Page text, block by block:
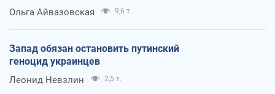
Ольга Айвазовская 9,6 т.
Запад обязан остановить путинский
геноцид украинцев
Леонид Невзлин 2,5 т.